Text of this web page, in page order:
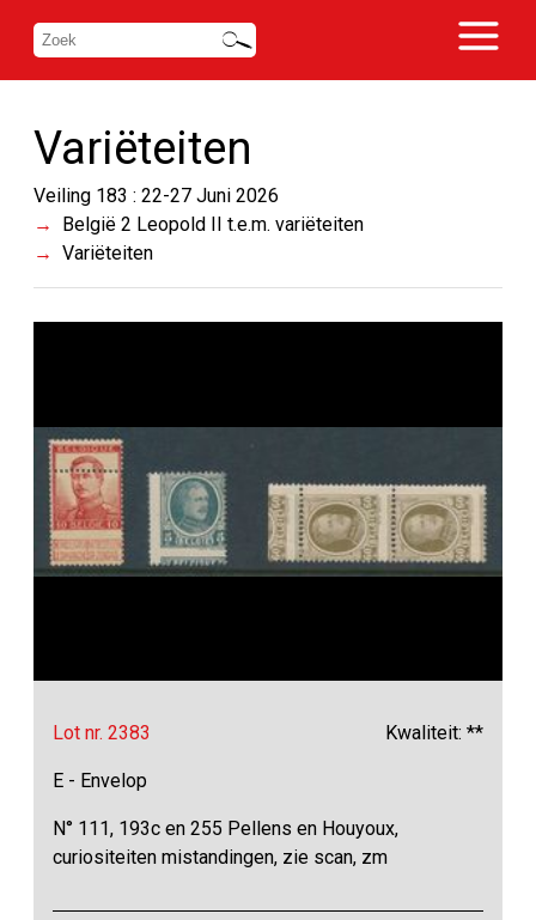
Variëteiten
Veiling 183 : 22-27 Juni 2026
België 2 Leopold II t.e.m. variëteiten
Variëteiten
Lot nr. 2383 Kwaliteit: **
E - Envelop
N° 111, 193c en 255 Pellens en Houyoux,
curiositeiten mistandingen, zie scan, zm